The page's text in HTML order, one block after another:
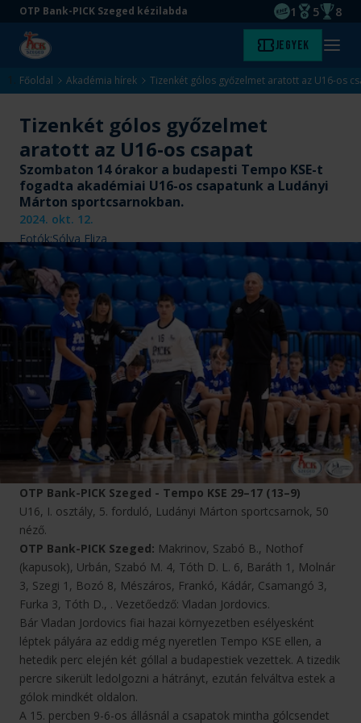
Ugrás
tartalomra
Ugrás
aljára
OTP Bank-PICK Szeged kézilabda
EHF
1
Magyar
5 8
Kezdőlap Jegyek Menü
Főoldal Akadémia hírek Tizenkét gólos győzelmet aratott az U16-os
Tizenkét gólos győzelmet
aratott az U16-os csapat
Szombaton 14 órakor a budapesti Tempo KSE-t
fogadta akadémiai U16-os csapatunk a Ludányi
Márton sportcsarnokban.
2024. okt. 12.
Fotók:Sólya Eliza
OTP Bank-PICK Szeged - Tempo KSE 29–17 (13–9)
U16, I. osztály, 5. forduló, Ludányi Márton sportcsarnok, 50
néző.
OTP Bank-PICK Szeged: Makrinov, Szabó B., Nothof
(kapusok), Urbán, Szabó M. 4, Tóth D. L. 6, Baráth 1, Molnár
3, Szegi 1, Bozó 8, Mészáros, Frankó, Kádár, Csamangó 3,
Furka 3, Tóth D., . Vezetőedző: Vladan Jordovics.
Bár Vladan Jordovics fiai hazai környezetben esélyesként
léptek pályára az eddig még nyeretlen Tempo KSE ellen, a
hetedik perc elején két góllal a budapestiek vezettek. A tizedik
percre sikerült ledolgozni a hátrányt, ezután felváltva estek a
gólok mindkét oldalon.
A 15. percben 9-6-os állásnál a csapatok mintha gólcsendet